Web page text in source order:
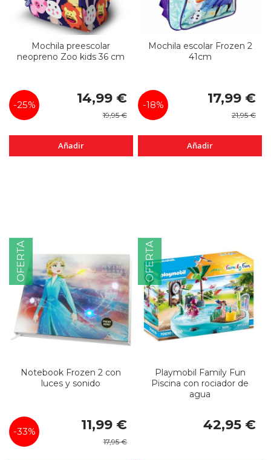
Mochila preescolar
neopreno Zoo kids 36 cm
-25%
Precio
especial
14,99 €
19,95 €
Añadir
Mochila escolar Frozen 2
41cm
-18%
Precio
especial
17,99 €
21,95 €
Añadir
OFERTA
Notebook Frozen 2 con
luces y sonido
-33%
Precio
especial
11,99 €
17,95 €
OFERTA
Playmobil Family Fun
Piscina con rociador de
agua
42,95 €